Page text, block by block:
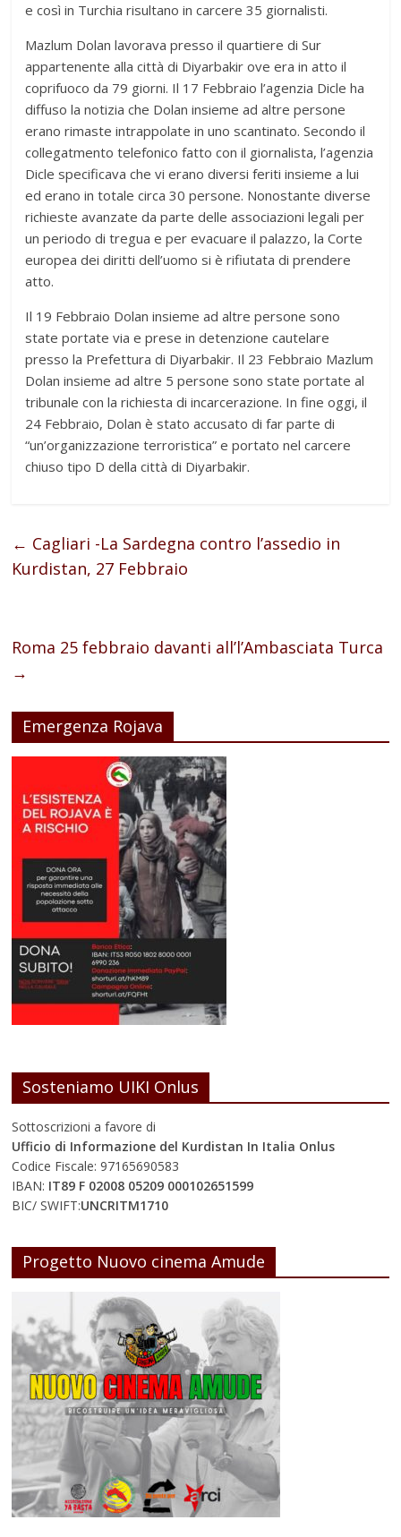
e così in Turchia risultano in carcere 35 giornalisti.
Mazlum Dolan lavorava presso il quartiere di Sur
appartenente alla città di Diyarbakir ove era in atto il
coprifuoco da 79 giorni. Il 17 Febbraio l’agenzia Dicle ha
diffuso la notizia che Dolan insieme ad altre persone
erano rimaste intrappolate in uno scantinato. Secondo il
collegatmento telefonico fatto con il giornalista, l’agenzia
Dicle specificava che vi erano diversi feriti insieme a lui
ed erano in totale circa 30 persone. Nonostante diverse
richieste avanzate da parte delle associazioni legali per
un periodo di tregua e per evacuare il palazzo, la Corte
europea dei diritti dell’uomo si è rifiutata di prendere
atto.
Il 19 Febbraio Dolan insieme ad altre persone sono
state portate via e prese in detenzione cautelare
presso la Prefettura di Diyarbakir. Il 23 Febbraio Mazlum
Dolan insieme ad altre 5 persone sono state portate al
tribunale con la richiesta di incarcerazione. In fine oggi, il
24 Febbraio, Dolan è stato accusato di far parte di
“un’organizzazione terroristica” e portato nel carcere
chiuso tipo D della città di Diyarbakir.
← Cagliari -La Sardegna contro l’assedio in
Kurdistan, 27 Febbraio
Roma 25 febbraio davanti all’l’Ambasciata Turca
→
Emergenza Rojava
Sosteniamo UIKI Onlus
Sottoscrizioni a favore di
Ufficio di Informazione del Kurdistan In Italia Onlus
Codice Fiscale: 97165690583
IBAN: IT89 F 02008 05209 000102651599
BIC/ SWIFT:UNCRITM1710
Progetto Nuovo cinema Amude